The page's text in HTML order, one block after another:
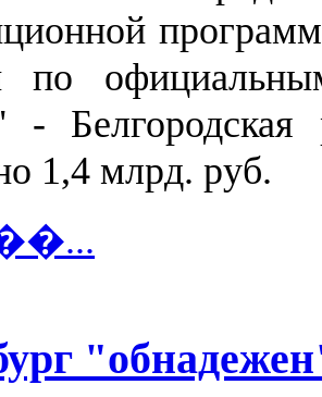
по
Белгородская
1,4 млрд. руб.